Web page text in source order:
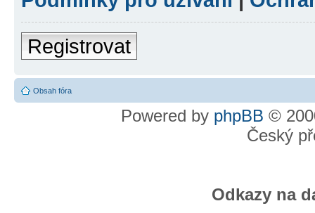
Registrovat
Obsah fóra
Powered by phpBB ©
Český
Odkazy na